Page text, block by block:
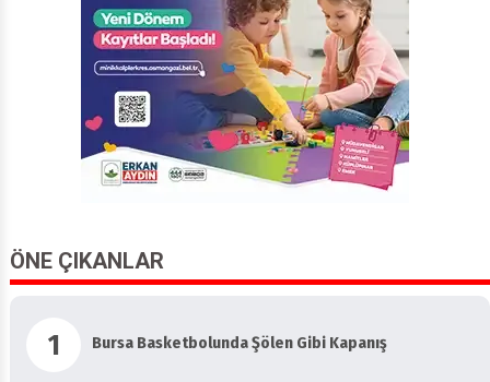
ÖNE ÇIKANLAR
1 Bursa Basketbolunda Şölen Gibi Kapanış